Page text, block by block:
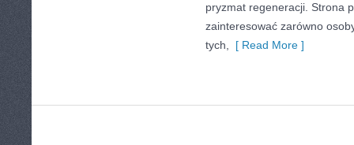
pryzmat regeneracji. Strona
zainteresować zarówno
tych,
[ Read More ]